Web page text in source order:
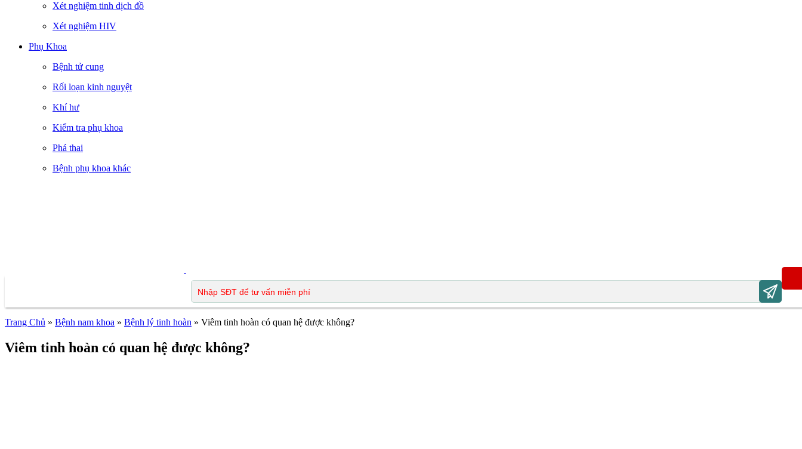
Xét nghiệm tinh dịch đồ
Xét nghiệm HIV
Phụ Khoa
Bệnh tử cung
Rối loạn kinh nguyệt
Khí hư
Kiểm tra phụ khoa
Phá thai
Bệnh phụ khoa khác
Trang Chủ » Bệnh nam khoa » Bệnh lý tinh hoàn » Viêm tinh hoàn có quan hệ được không?
Viêm tinh hoàn có quan hệ được không?